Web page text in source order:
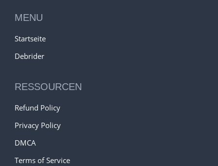
MENU
Startseite
Debrider
RESSOURCEN
Refund Policy
Privacy Policy
DMCA
Terms of Service